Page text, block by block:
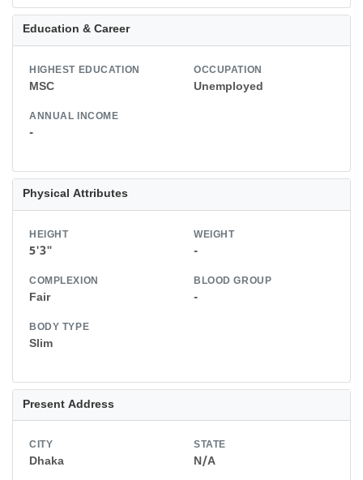
Education & Career
HIGHEST EDUCATION
MSC
OCCUPATION
Unemployed
ANNUAL INCOME
-
Physical Attributes
HEIGHT
5'3"
WEIGHT
-
COMPLEXION
Fair
BLOOD GROUP
-
BODY TYPE
Slim
Present Address
CITY
Dhaka
STATE
N/A